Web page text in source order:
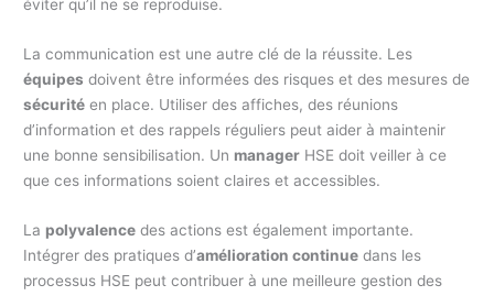
éviter qu’il ne se reproduise.
La communication est une autre clé de la réussite. Les
équipes doivent être informées des risques et des mesures de
sécurité en place. Utiliser des affiches, des réunions
d’information et des rappels réguliers peut aider à maintenir
une bonne sensibilisation. Un manager HSE doit veiller à ce
que ces informations soient claires et accessibles.
La polyvalence des actions est également importante.
Intégrer des pratiques d’amélioration continue dans les
processus HSE peut contribuer à une meilleure gestion des